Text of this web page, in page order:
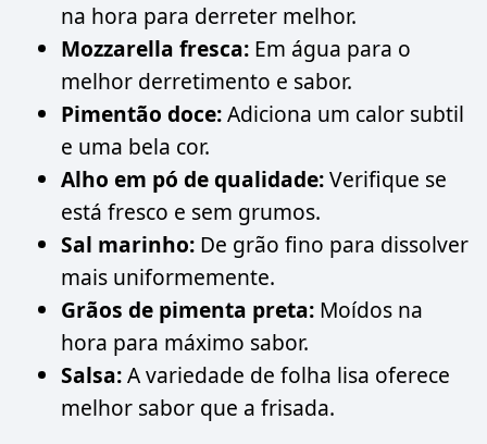
na hora para derreter melhor.
Mozzarella fresca: Em água para o
melhor derretimento e sabor.
Pimentão doce:Adiciona um calor subtil
e uma bela cor.
Alho em pó de qualidade:Verifique se
está fresco e sem grumos.
Sal marinho: De grão fino para dissolver
mais uniformemente.
Grãos de pimenta preta: Moídos na
hora para máximo sabor.
Salsa:A variedade de folha lisa oferece
melhor sabor que a frisada.